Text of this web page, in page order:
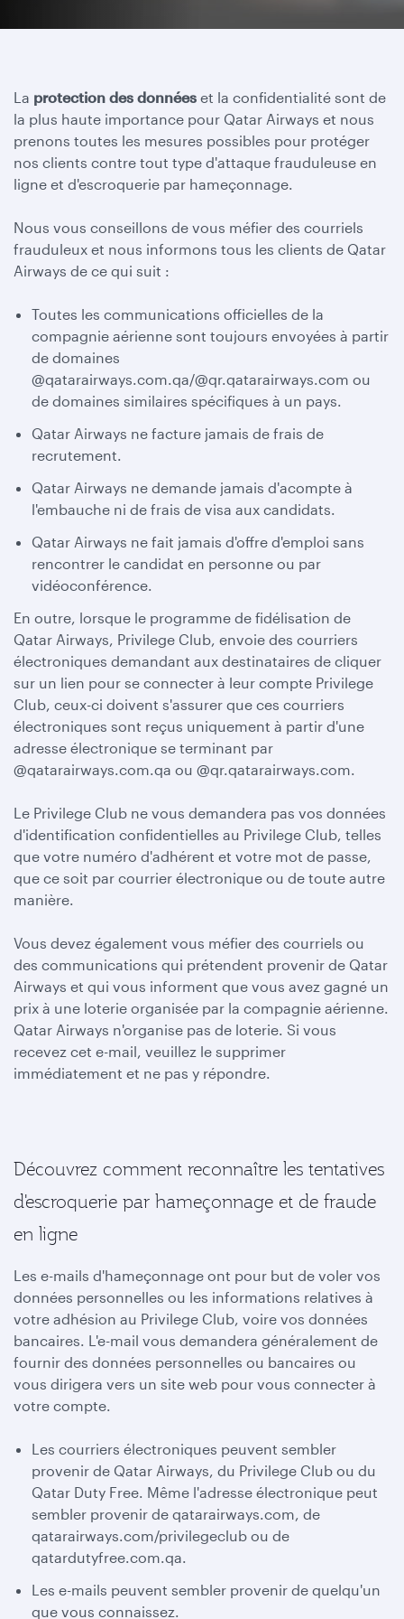
La protection des données et la confidentialité sont de
la plus haute importance pour Qatar Airways et nous
prenons toutes les mesures possibles pour protéger
nos clients contre tout type d'attaque frauduleuse en
ligne et d'escroquerie par hameçonnage.
Nous vous conseillons de vous méfier des courriels
frauduleux et nous informons tous les clients de Qatar
Airways de ce qui suit :
Toutes les communications officielles de la
compagnie aérienne sont toujours envoyées à partir
de domaines
@qatarairways.com.qa/@qr.qatarairways.com ou
de domaines similaires spécifiques à un pays.
Qatar Airways ne facture jamais de frais de
recrutement.
Qatar Airways ne demande jamais d'acompte à
l'embauche ni de frais de visa aux candidats.
Qatar Airways ne fait jamais d'offre d'emploi sans
rencontrer le candidat en personne ou par
vidéoconférence.
En outre, lorsque le programme de fidélisation de
Qatar Airways, Privilege Club, envoie des courriers
électroniques demandant aux destinataires de cliquer
sur un lien pour se connecter à leur compte Privilege
Club, ceux-ci doivent s'assurer que ces courriers
électroniques sont reçus uniquement à partir d'une
adresse électronique se terminant par
@qatarairways.com.qa ou @qr.qatarairways.com.
Le Privilege Club ne vous demandera pas vos données
d'identification confidentielles au Privilege Club, telles
que votre numéro d'adhérent et votre mot de passe,
que ce soit par courrier électronique ou de toute autre
manière.
Vous devez également vous méfier des courriels ou
des communications qui prétendent provenir de Qatar
Airways et qui vous informent que vous avez gagné un
prix à une loterie organisée par la compagnie aérienne.
Qatar Airways n'organise pas de loterie. Si vous
recevez cet e-mail, veuillez le supprimer
immédiatement et ne pas y répondre.
Découvrez comment reconnaître les tentatives
d'escroquerie par hameçonnage et de fraude
en ligne
Les e-mails d'hameçonnage ont pour but de voler vos
données personnelles ou les informations relatives à
votre adhésion au Privilege Club, voire vos données
bancaires. L'e-mail vous demandera généralement de
fournir des données personnelles ou bancaires ou
vous dirigera vers un site web pour vous connecter à
votre compte.
Les courriers électroniques peuvent sembler
provenir de Qatar Airways, du Privilege Club ou du
Qatar Duty Free. Même l'adresse électronique peut
sembler provenir de qatarairways.com, de
qatarairways.com/privilegeclub ou de
qatardutyfree.com.qa.
Les e-mails peuvent sembler provenir de quelqu'un
que vous connaissez.